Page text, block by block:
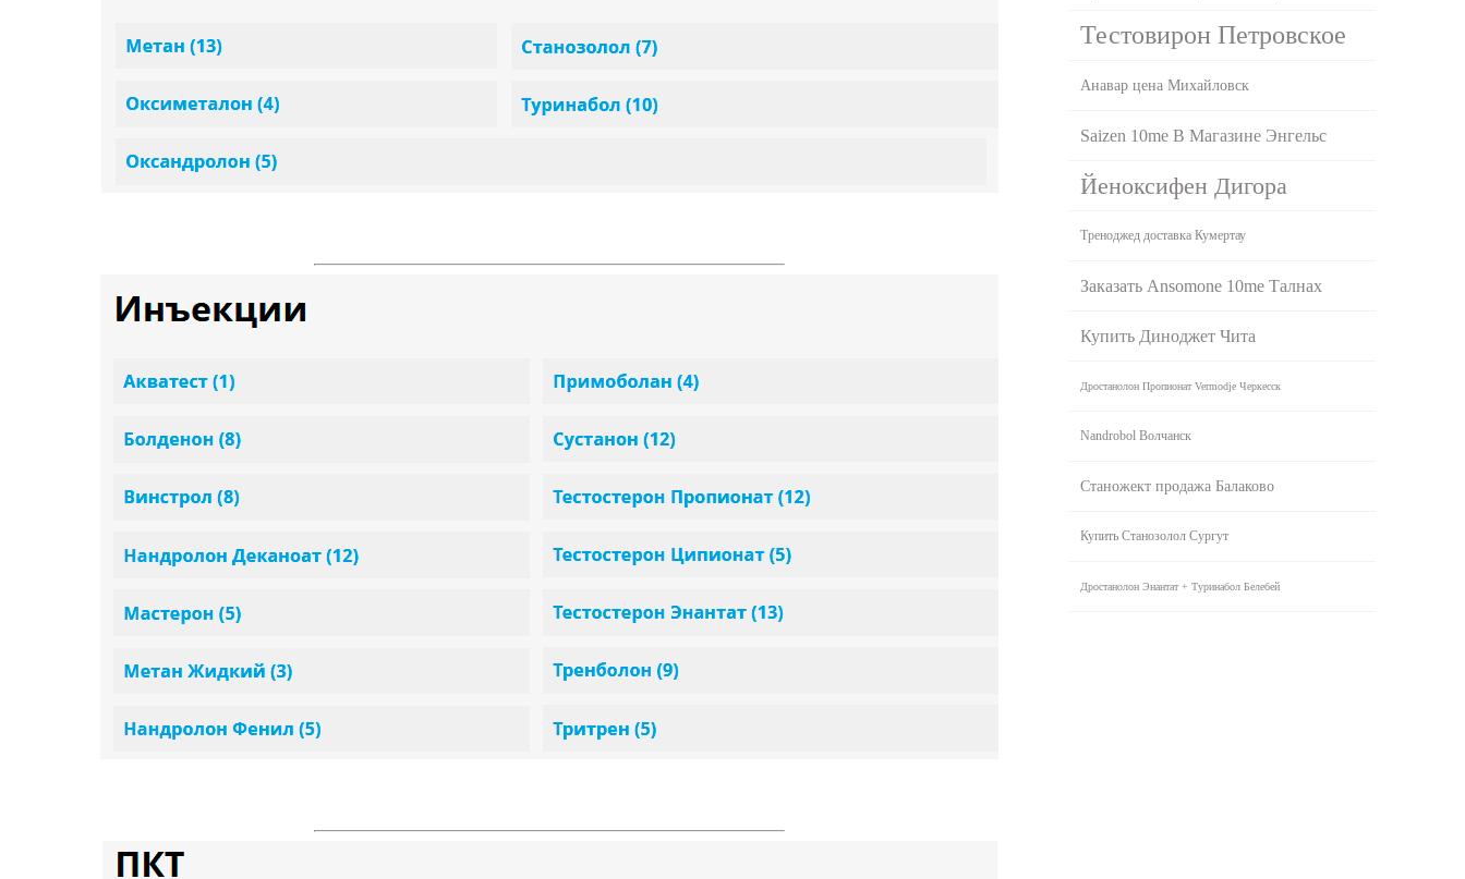
Тестовирон Петровское
Анавар цена Михайловск
Saizen 10me В Магазине Энгельс
Йеноксифен Дигора
Треноджед доставка Кумертау
Заказать Ansomone 10me Талнах
Купить Диноджет Чита
Дростанолон Пропионат Vermodje Черкесск
Nandrobol Волчанск
Станожект продажа Балаково
Купить Станозолол Сургут
Дростанолон Энантат + Туринабол Белебей